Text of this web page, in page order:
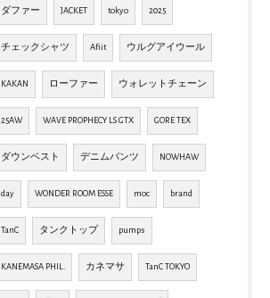
ダファー JACKET tokyo 2025
チェックシャツ Afiit ウルグアイウール
KAKAN ローファー ウォレットチェーン
25AW WAVE PROPHECY LS GTX GORE TEX
ダウンベスト デニムパンツ NOWHAW
day WONDER ROOM ESSE moc brand
TanC タンクトップ pumps
KANEMASA PHIL. カネマサ TanC TOKYO